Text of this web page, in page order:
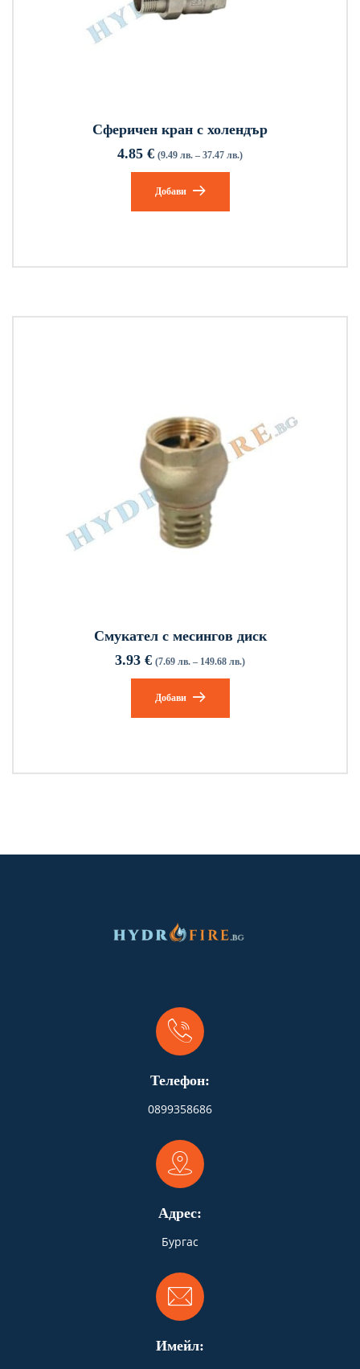
Сферичен кран с холендър
4.85 € (9.49 лв. – 37.47 лв.)
Добави
Смукател с месингов диск
3.93 € (7.69 лв. – 149.68 лв.)
Добави
Телефон:
0899358686
Адрес:
Бургас
Имейл: